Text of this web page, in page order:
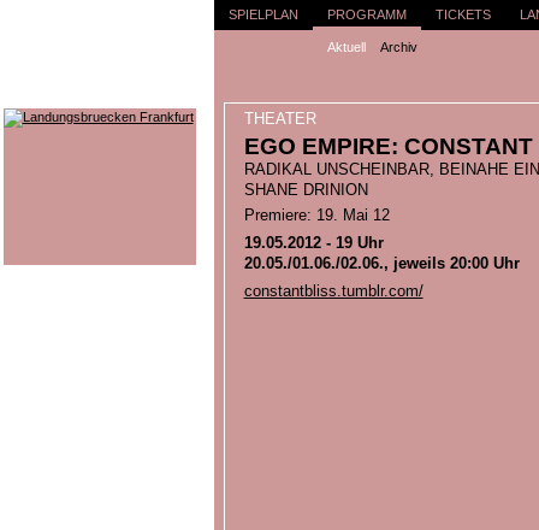
SPIELPLAN PROGRAMM
Aktuell Archiv
TICKETS
THEATER
EGO EMPIRE:
RADIKAL UNSCHEINBAR, BEINAHE
SHANE DRINION
Premiere: 19. Mai 12
19.05.2012 - 19 Uhr
20.05./01.06./02.06., jeweils 20:00 Uhr
constantbliss.tumblr.com/